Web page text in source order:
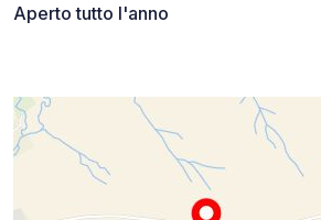
Aperto tutto l'anno